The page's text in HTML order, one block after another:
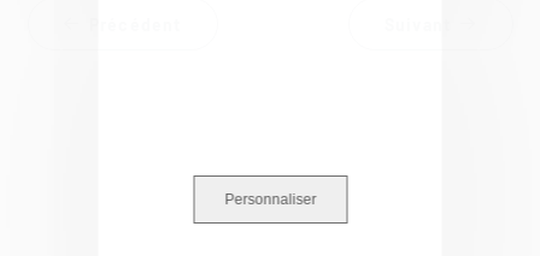
Personnaliser